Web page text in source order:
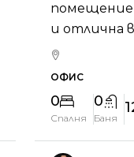
помещение
и отлична
ОФИС
0
Спалня
0
Баня